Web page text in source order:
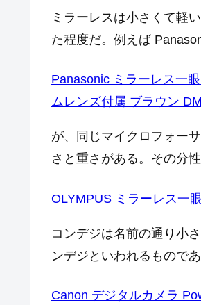
ミラーレスは小さくて軽
た程度だ。例えば
Panasonic ミラーレス一
ムレンズ付属 ブラウン
が、同じマイクロフォー
さと重さがある。その分
OLYMPUS ミラーレス一
コンデジは名前の通り小
ンデジといわれるもので
Canon デジタルカメラ